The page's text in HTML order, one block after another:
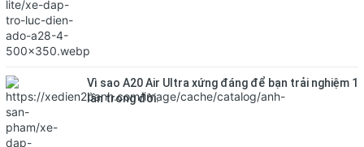
Vì sao A20 Air Ultra xứng đáng để bạn trải nghiệm 1
lần trong đời.